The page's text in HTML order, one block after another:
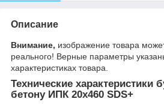
Описание
Внимание, изображение товара
реального! Верные параметры
характеристиках товара.
Технические характеристики
бетону ИПК 20x460 SDS+